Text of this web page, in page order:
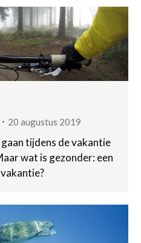
20 augustus 2019
tijdens de vakantie
wat is gezonder: een